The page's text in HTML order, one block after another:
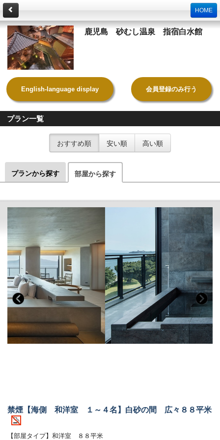
HOME
鹿児島 砂むし温泉 指宿白水館
English-language display 会員登録のみ行う
プラン一覧
おすすめ順 安い順 高い順
プランから探す 部屋から探す
禁煙【海側 和洋室 １～４名】白砂の間 広々８８平米
【部屋タイプ】和洋室 ８８平米